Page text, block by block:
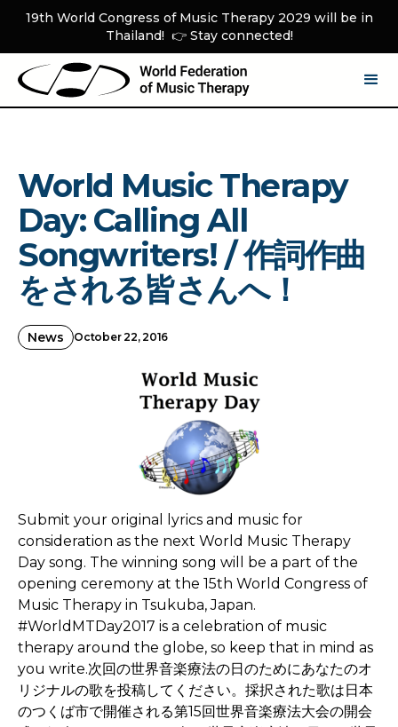
19th World Congress of Music Therapy 2029 will be in
Thailand! 👉 Stay connected!
World Music Therapy
Day: Calling All
Songwriters! / 作詞作曲
をされる皆さんへ！
News October 22, 2016
Submit your original lyrics and music for
consideration as the next World Music Therapy
Day song. The winning song will be a part of the
opening ceremony at the 15th World Congress of
Music Therapy in Tsukuba, Japan.
#WorldMTDay2017 is a celebration of music
therapy around the globe, so keep that in mind as
you write.次回の世界音楽療法の日のためにあなたのオ
リジナルの歌を投稿してください。採択された歌は日本
のつくば市で開催される第15回世界音楽療法大会の開会